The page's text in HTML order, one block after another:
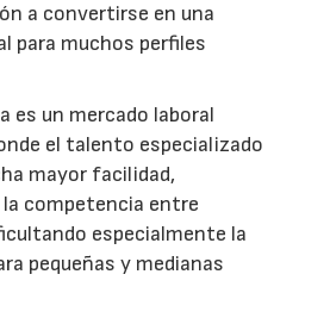
a convertirse en una
para muchos perfiles
es un mercado laboral
el talento especializado
mayor facilidad,
competencia entre
especialmente la
pequeñas y medianas